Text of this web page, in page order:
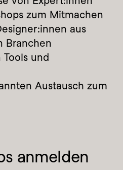
zum Mitmachen
aus
Branchen
und
Austausch zum
anmelden